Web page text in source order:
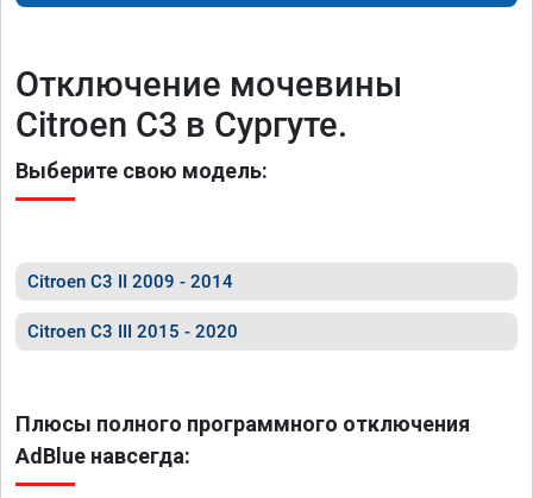
Отключение мочевины
Citroen C3 в Сургуте.
Выберите свою модель:
Citroen C3 II 2009 - 2014
Citroen C3 III 2015 - 2020
Плюсы полного программного отключения
AdBlue навсегда: